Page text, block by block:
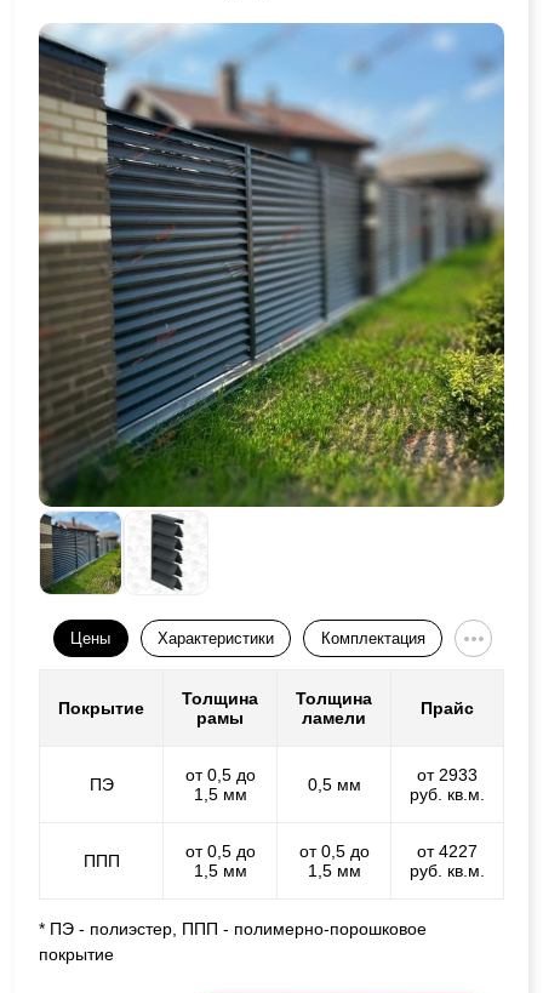
Цены Характеристики Комплектация
Покрытие
Толщина
рамы
Толщина
ламели
Прайс
ПЭ
от 0,5 до
1,5 мм
0,5 мм
от 2933
руб. кв.м.
ППП
от 0,5 до
1,5 мм
от 0,5 до
1,5 мм
от 4227
руб. кв.м.
* ПЭ - полиэстер, ППП - полимерно-порошковое
покрытие